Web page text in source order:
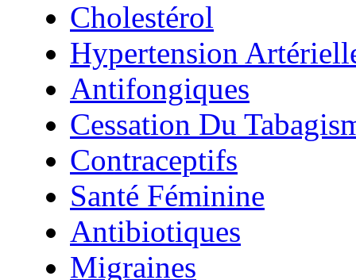
Cholestérol
Hypertension
Antifongiques
Cessation Du
Contraceptifs
Santé Féminine
Antibiotiques
Migraines